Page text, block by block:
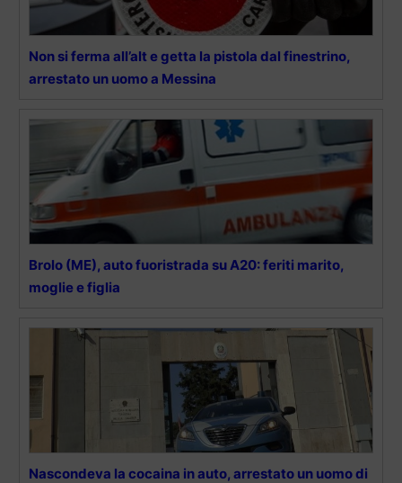
Non si ferma all’alt e getta la pistola dal finestrino,
arrestato un uomo a Messina
Brolo (ME), auto fuoristrada su A20: feriti marito,
moglie e figlia
Nascondeva la cocaina in auto, arrestato un uomo di